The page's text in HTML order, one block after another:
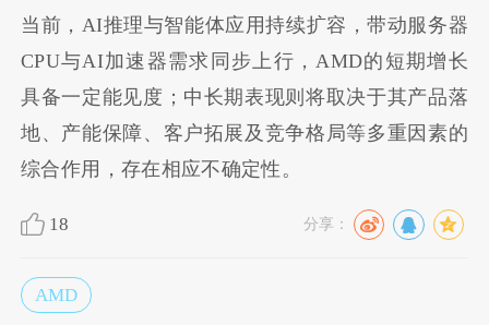
当前，AI推理与智能体应用持续扩容，带动服务器
CPU与AI加速器需求同步上行，AMD的短期增长
具备一定能见度；中长期表现则将取决于其产品落
地、产能保障、客户拓展及竞争格局等多重因素的
综合作用，存在相应不确定性。
18 分享：
AMD